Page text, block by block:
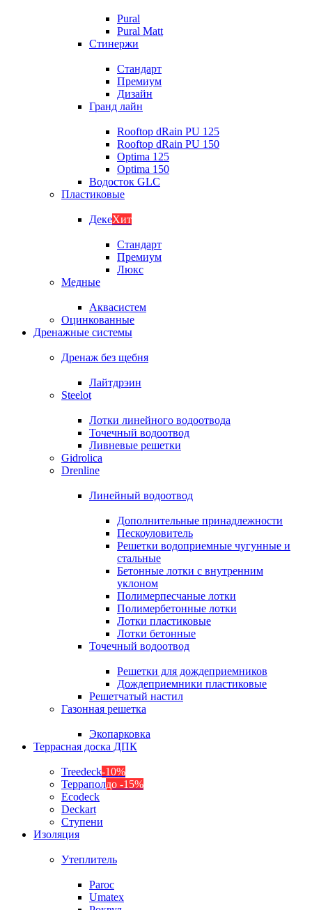
Pural
Pural Matt
Стинержи
Стандарт
Премиум
Дизайн
Гранд лайн
Rooftop dRain PU 125
Rooftop dRain PU 150
Optima 125
Optima 150
Водосток GLC
Пластиковые
ДекеХит
Стандарт
Премиум
Люкс
Медные
Аквасистем
Оцинкованные
Дренажные системы
Дренаж без щебня
Лайтдрэин
Steelot
Лотки линейного водоотвода
Точечный водоотвод
Ливневые решетки
Gidrolica
Drenline
Линейный водоотвод
Дополнительные принадлежности
Пескоуловитель
Решетки водоприемные чугунные и
стальные
Бетонные лотки с внутренним
уклоном
Полимерпесчаные лотки
Полимербетонные лотки
Лотки пластиковые
Лотки бетонные
Точечный водоотвод
Решетки для дождеприемников
Дождеприемники пластиковые
Решетчатый настил
Газонная решетка
Экопарковка
Террасная доска ДПК
Treedeck-10%
Терраполдо -15%
Ecodeck
Deckart
Ступени
Изоляция
Утеплитель
Paroc
Umatex